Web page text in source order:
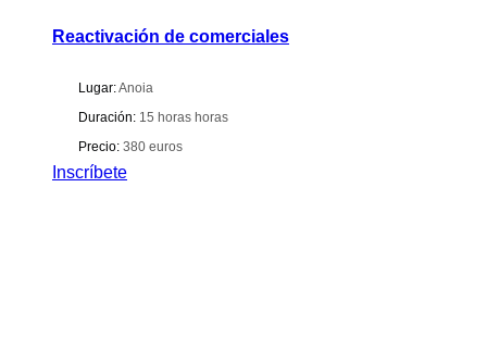
Reactivación de comerciales
Lugar:Anoia
Duración: 15 horas horas
Precio: 380 euros
Inscríbete